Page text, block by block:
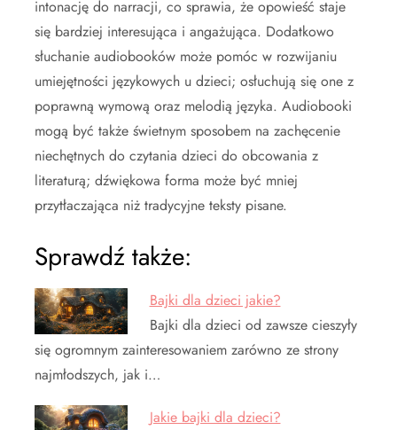
intonację do narracji, co sprawia, że opowieść staje
się bardziej interesująca i angażująca. Dodatkowo
słuchanie audiobooków może pomóc w rozwijaniu
umiejętności językowych u dzieci; osłuchują się one z
poprawną wymową oraz melodią języka. Audiobooki
mogą być także świetnym sposobem na zachęcenie
niechętnych do czytania dzieci do obcowania z
literaturą; dźwiękowa forma może być mniej
przytłaczająca niż tradycyjne teksty pisane.
Sprawdź także:
Bajki dla dzieci jakie?
Bajki dla dzieci od zawsze cieszyły
się ogromnym zainteresowaniem zarówno ze strony
najmłodszych, jak i…
Jakie bajki dla dzieci?